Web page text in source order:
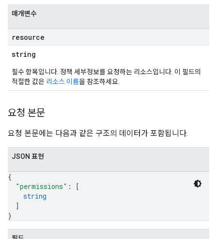
매개변수
resource
string
필수 항목입니다. 정책 세부정보를 요청하는 리소스입니다. 이 필드의
적절한 값은 리소스 이름을 참조하세요.
요청 본문
요청 본문에는 다음과 같은 구조의 데이터가 포함됩니다.
JSON 표현
{
"permissions" :
[
string
]
}